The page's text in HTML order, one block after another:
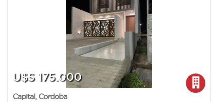
U$S 175.000
Capital, Cordoba